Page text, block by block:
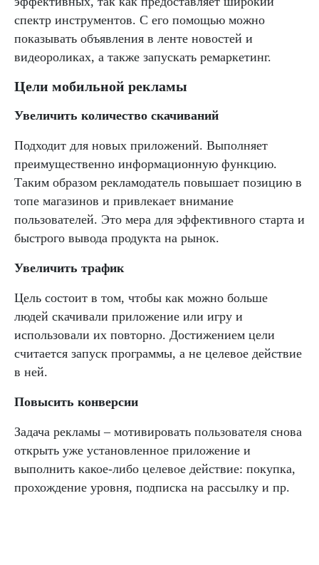
спектр инструментов. С его помощью можно
показывать объявления в ленте новостей и
видеороликах, а также запускать ремаркетинг.
Цели мобильной рекламы
Увеличить количество скачиваний
Подходит для новых приложений. Выполняет
преимущественно информационную функцию.
Таким образом рекламодатель повышает позицию в
топе магазинов и привлекает внимание
пользователей. Это мера для эффективного старта и
быстрого вывода продукта на рынок.
Увеличить трафик
Цель состоит в том, чтобы как можно больше
людей скачивали приложение или игру и
использовали их повторно. Достижением цели
считается запуск программы, а не целевое действие
в ней.
Повысить конверсии
Задача рекламы – мотивировать пользователя снова
открыть уже установленное приложение и
выполнить какое-либо целевое действие: покупка,
прохождение уровня, подписка на рассылку и пр.